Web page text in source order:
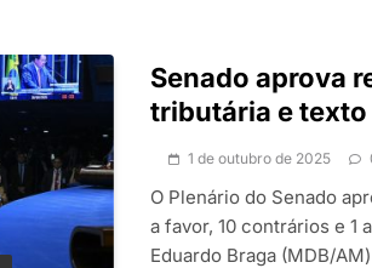
Senado aprova
tributária e texto
1 de outubro de 2025
O Plenário do Senado
a favor, 10 contrários e 1
Eduardo Braga (MDB/